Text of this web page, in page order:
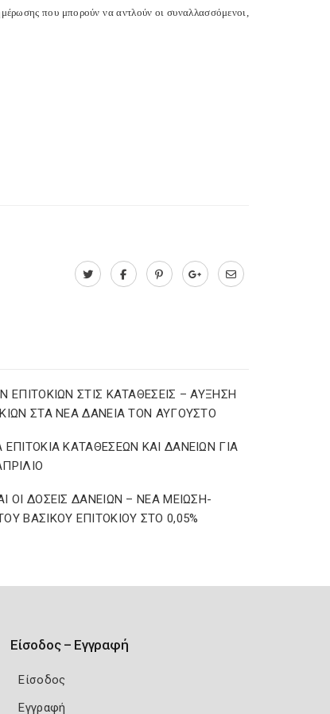
που μπορούν να αντλούν οι συναλλασσόμενοι,
ΕΠΙΤΟΚΙΩΝ ΣΤΙΣ ΚΑΤΑΘΕΣΕΙΣ – ΑΥΞΗΣΗ
ΣΤΑ ΝΕΑ ΔΑΝΕΙΑ ΤΟΝ ΑΥΓΟΥΣΤΟ
ΕΠΙΤΟΚΙΑ ΚΑΤΑΘΕΣΕΩΝ ΚΑΙ ΔΑΝΕΙΩΝ ΓΙΑ
ΟΙ ΔΟΣΕΙΣ ΔΑΝΕΙΩΝ – ΝΕΑ ΜΕΙΩΣΗ-
ΒΑΣΙΚΟΥ ΕΠΙΤΟΚΙΟΥ ΣΤΟ 0,05%
Είσοδος – Εγγραφή
Είσοδος
Εγγραφή